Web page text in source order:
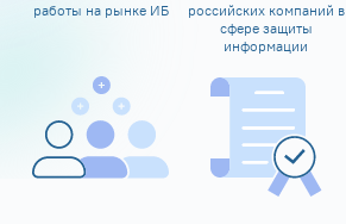
работы на рынке ИБ
российских компаний в
сфере защиты
информации